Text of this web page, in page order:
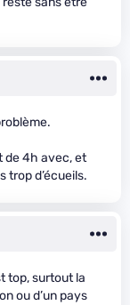
de 4h avec, et
trop d’écueils.
top, surtout la
ou d’un pays